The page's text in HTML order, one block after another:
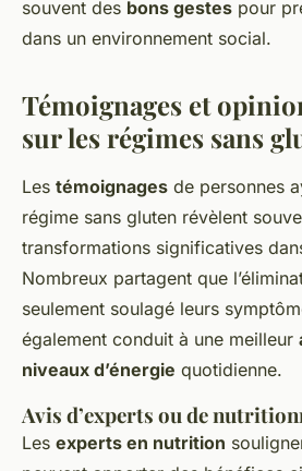
souvent des bons gestes pour
dans un environnement social.
Témoignages et
sur les régimes sans
Les témoignages de personnes
régime sans gluten révèlent
transformations significatives
Nombreux partagent que
seulement soulagé leurs
également conduit à une meilleur
niveaux d’énergie quotidienne.
Avis d’experts ou de
Les experts en nutrition